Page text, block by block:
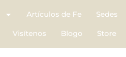
Artículos de Fe Sedes
Visítenos Blogo Store